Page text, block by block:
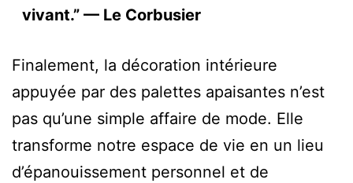
vivant.” — Le Corbusier
Finalement, la décoration intérieure
appuyée par des palettes apaisantes n’est
pas qu’une simple affaire de mode. Elle
transforme notre espace de vie en un lieu
d’épanouissement personnel et de